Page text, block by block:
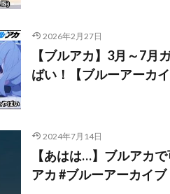
2026年2月27日
【ブルアカ】3月～7月
ばい！【ブルーアーカイ
2024年7月14日
【あはは…】ブルアカ
アカ #ブルーアーカイブ